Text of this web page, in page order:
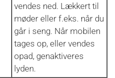
vendes ned. Lækkert til
møder eller f.eks. når du
går i seng. Når mobilen
tages op, eller vendes
opad, genaktiveres
lyden.